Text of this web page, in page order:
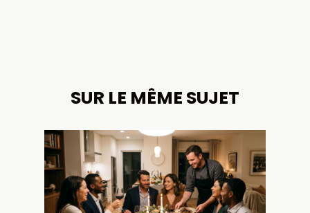
SUR LE MÊME SUJET